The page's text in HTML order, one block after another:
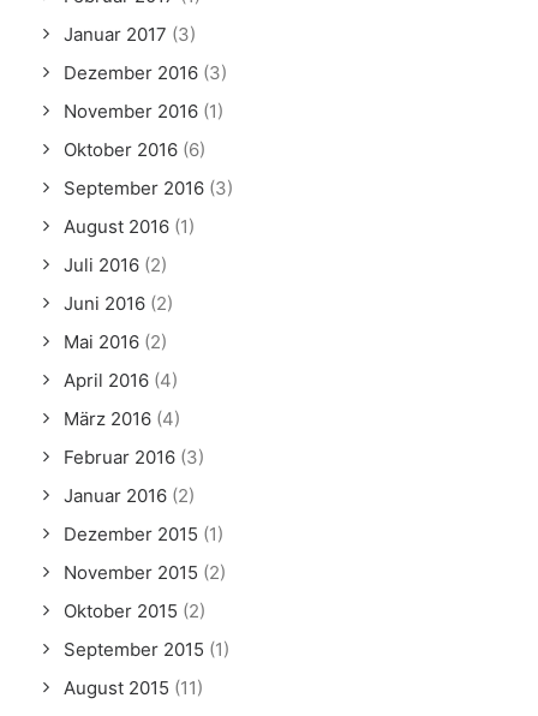
Januar 2017 (3)
Dezember 2016 (3)
November 2016 (1)
Oktober 2016 (6)
September 2016 (3)
August 2016 (1)
Juli 2016 (2)
Juni 2016 (2)
Mai 2016 (2)
April 2016 (4)
März 2016 (4)
Februar 2016 (3)
Januar 2016 (2)
Dezember 2015 (1)
November 2015 (2)
Oktober 2015 (2)
September 2015 (1)
August 2015 (11)